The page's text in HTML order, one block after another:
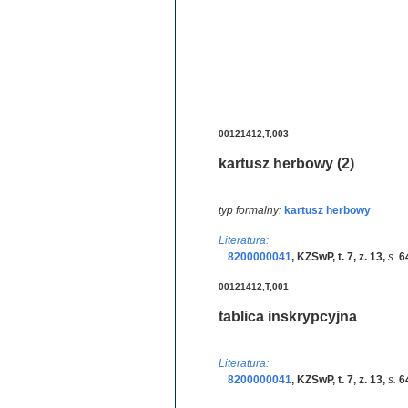
00121412,T,003
kartusz herbowy (2)
typ formalny: kartusz herbowy
Literatura:
8200000041, KZSwP, t. 7, z. 13, s.
00121412,T,001
tablica inskrypcyjna
Literatura:
8200000041, KZSwP, t. 7, z. 13, s.